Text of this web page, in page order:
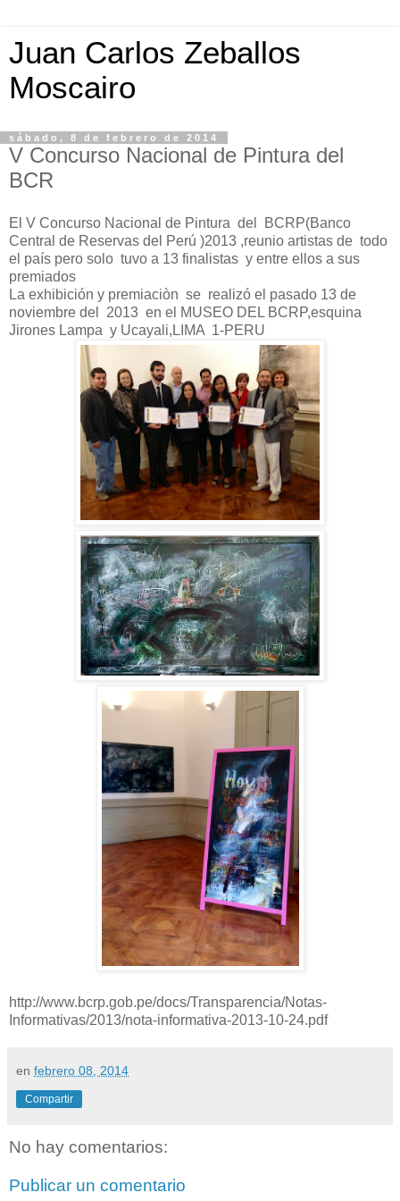
Juan Carlos Zeballos
Moscairo
sábado, 8 de febrero de 2014
V Concurso Nacional de Pintura del
BCR
El V Concurso Nacional de Pintura del BCRP(Banco
Central de Reservas del Perú )2013 ,reunio artistas de todo
el país pero solo tuvo a 13 finalistas y entre ellos a sus
premiados
La exhibición y premiaciòn se realizó el pasado 13 de
noviembre del 2013 en el MUSEO DEL BCRP,esquina
Jirones Lampa y Ucayali,LIMA 1-PERU
http://www.bcrp.gob.pe/docs/Transparencia/Notas-
Informativas/2013/nota-informativa-2013-10-24.pdf
en febrero 08, 2014
Compartir
No hay comentarios:
Publicar un comentario